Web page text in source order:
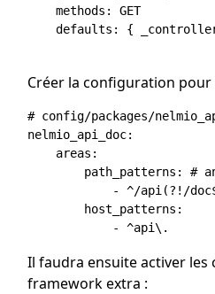
    methods: GET
defaults: {
Créer la configuration
# config/packages/
nelmio_api_doc:
    areas:
path_patterns: #
- ^/api(?!/
        host_patterns:
Il faudra ensuite activer les
framework extra :